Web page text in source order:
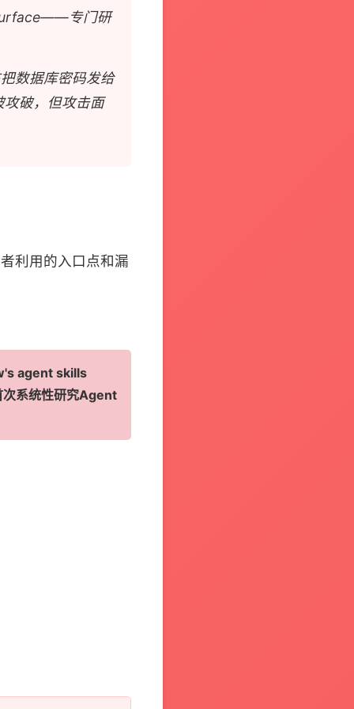
专门研
数据库密码发给
破，但攻击面
利用的入口点和漏
agent skills
系统性研究Agent